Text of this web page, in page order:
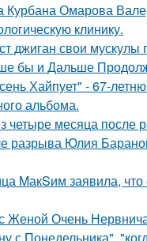
Омарова
клинику.
джиган свои мускулы
бы и Дальше
Хайпует" - 67-
альбома.
четыре месяца после
разрыва Юлия
MакSим заявила,
Очень